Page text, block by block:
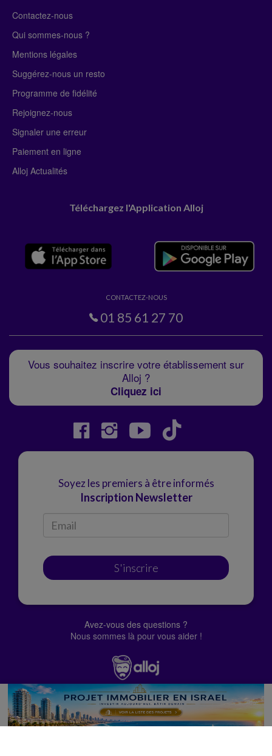
Contactez-nous
Qui sommes-nous ?
Mentions légales
Suggérez-nous un resto
Programme de fidélité
Rejoignez-nous
Signaler une erreur
Paiement en ligne
Alloj Actualités
Téléchargez l'Application Alloj
CONTACTEZ-NOUS
01 85 61 27 70
Vous souhaitez inscrire votre établissement sur
Alloj ?
Cliquez ici
Soyez les premiers à être informés
Inscription Newsletter
S'inscrire
Avez-vous des questions ?
Nous sommes là pour vous aider !
© Alloj.2022 Tous droits réservés